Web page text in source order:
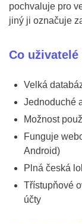
pochvaluje pro
jiný ji označuje
Co
Velká
Jednoduché
Možnost
Funguje
Android)
Plná česká
Třístupňové
účty